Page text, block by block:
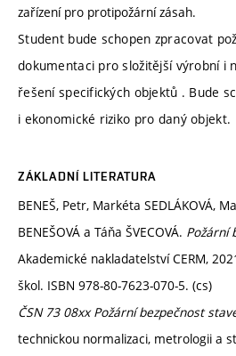
zařízení pro protipožární zásah.
Student bude schopen zpracovat
dokumentaci pro složitější výrobní i
řešení specifických objektů . Bude
i ekonomické riziko pro daný objekt.
ZÁKLADNÍ LITERATURA
BENEŠ, Petr, Markéta SEDLÁKOVÁ,
BENEŠOVÁ a Táňa ŠVECOVÁ. Požární
Akademické nakladatelství CERM,
škol. ISBN 978-80-7623-070-5. (cs)
ČSN 73 08xx Požární bezpečnost
technickou normalizaci, metrologii a